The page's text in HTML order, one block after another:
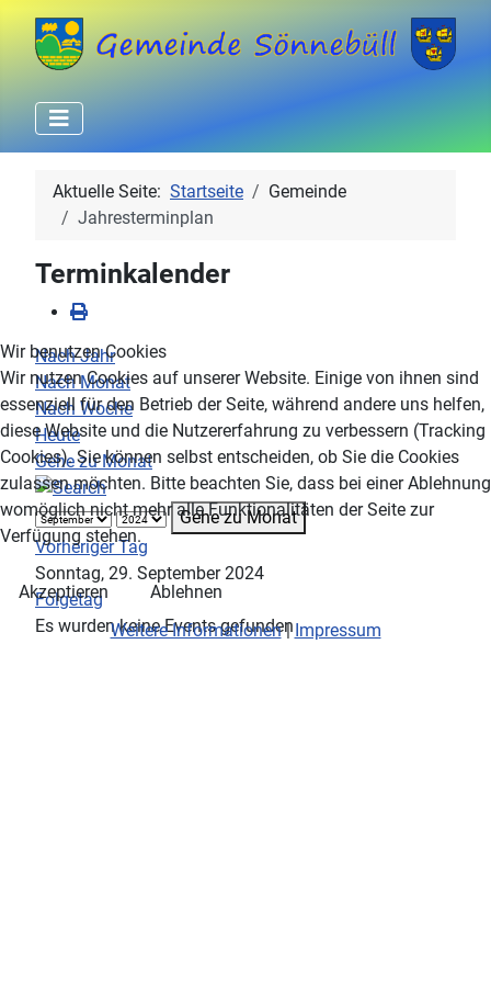
Aktuelle Seite: Startseite
Gemeinde
Jahresterminplan
Terminkalender
Nach Jahr
Nach Monat
Nach Woche
Heute
Gehe zu Monat
Gehe zu Monat
Vorheriger Tag
Sonntag, 29. September 2024
Folgetag
Es wurden keine Events gefunden
Wir benutzen Cookies
Wir nutzen Cookies auf unserer Website. Einige von ihnen sind
essenziell für den Betrieb der Seite, während andere uns helfen,
diese Website und die Nutzererfahrung zu verbessern (Tracking
Cookies). Sie können selbst entscheiden, ob Sie die Cookies
zulassen möchten. Bitte beachten Sie, dass bei einer Ablehnung
womöglich nicht mehr alle Funktionalitäten der Seite zur
Verfügung stehen.
Akzeptieren
Ablehnen
Weitere Informationen|Impressum